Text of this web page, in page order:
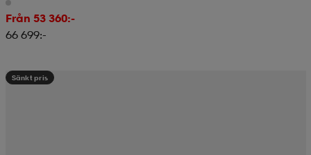
Från 53 360:-
66 699:-
Sänkt pris